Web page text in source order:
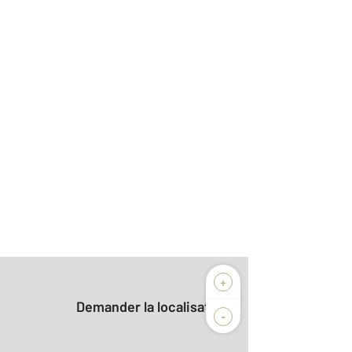
+
-
Demander la localisation